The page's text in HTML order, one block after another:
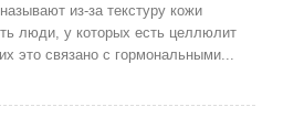
из-за текстуру кожи
люди, у которых есть целлюлит
это связано с гормональными...